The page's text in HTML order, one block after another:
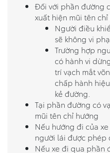
Đối với phần đường
xuất hiện mũi tên
Người điều
sẽ không vi
Trường hợp
có hành vi
trí vạch mắt
chấp hành
kẻ đường.
Tại phần đường có
mũi tên chỉ hướng
Nếu hướng đi của
người lái được phép
Nếu xe đi qua phần